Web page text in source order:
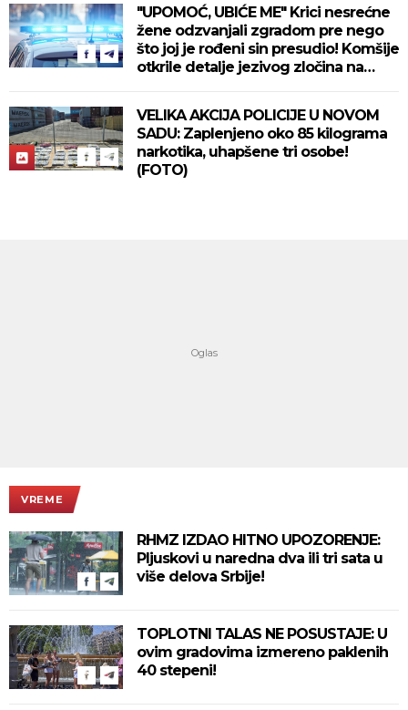
"UPOMOĆ, UBIĆE ME" Krici nesrećne
žene odzvanjali zgradom pre nego
što joj je rođeni sin presudio! Komšije
otkrile detalje jezivog zločina na
VELIKA AKCIJA POLICIJE U NOVOM
SADU: Zaplenjeno oko 85 kilograma
narkotika, uhapšene tri osobe!
(FOTO)
VREME
RHMZ IZDAO HITNO UPOZORENJE:
Pljuskovi u naredna dva ili tri sata u
više delova Srbije!
TOPLOTNI TALAS NE POSUSTAJE: U
ovim gradovima izmereno paklenih
40 stepeni!